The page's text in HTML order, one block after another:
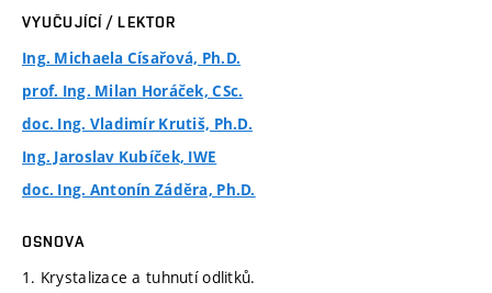
VYUČUJÍCÍ / LEKTOR
Ing. Michaela Císařová, Ph.D.
prof. Ing. Milan Horáček, CSc.
doc. Ing. Vladimír Krutiš, Ph.D.
Ing. Jaroslav Kubíček, IWE
doc. Ing. Antonín Záděra, Ph.D.
OSNOVA
1. Krystalizace a tuhnutí odlitků.